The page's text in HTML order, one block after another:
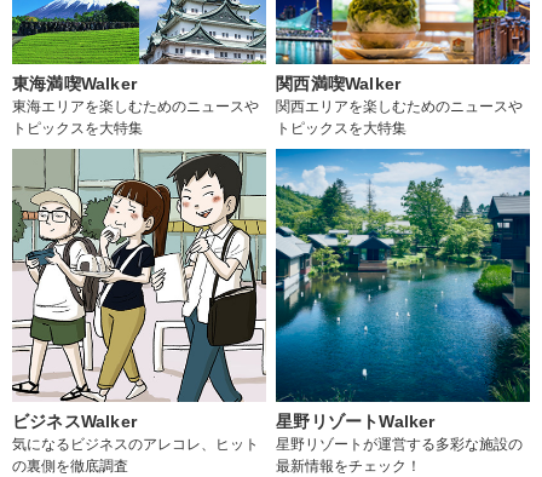
東海満喫Walker
東海エリアを楽しむためのニュースや
トピックスを大特集
関西満喫Walker
関西エリアを楽しむためのニュースや
トピックスを大特集
ビジネスWalker
気になるビジネスのアレコレ、ヒット
の裏側を徹底調査
星野リゾートWalker
星野リゾートが運営する多彩な施設の
最新情報をチェック！